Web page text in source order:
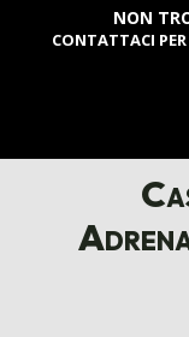
NON
CONTATTACI